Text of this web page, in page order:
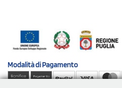
Modalità diPagamento